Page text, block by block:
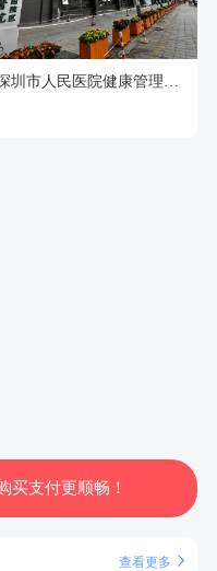
买支付更顺畅！
查看更多